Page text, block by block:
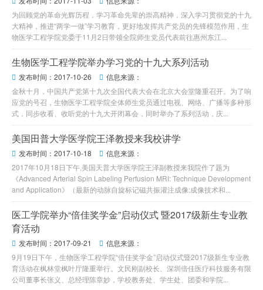
为回顾党的革命光辉历程，学习革命先辈的崇高精神，深入学习贯彻党的十九
大精神，推进“两学一做”学习教育，更好地发挥共产党员的先锋模范作用，生
物医学工程学院党委于11月2日带领全院师生党员代表前往惠州东江...
生物医学工程学院举办学习党的十九大系列活动
 发布时间：2017-10-26  信息来源：
金秋十月，中国共产党第十九次全国代表大会在北京大会堂隆重召开。为了响
应党的号召，生物医学工程学院全体师生党员通过电视、网络、广播等多种形
式，同步收看、收听党的十九大开闭幕会，同时举办了系列活动，庆...
美国田普大学医学院王泽教授来我校讲学
 发布时间：2017-10-18  信息来源：
​2017年10月18日下午,美国天普大学医学院王泽副教授来我院作了题为
《Advanced Arterial Spin Labeling Perfusion MRI: Technique Development
and Application》（最新的动脉自旋标记磁共振灌注成像:成像技术和...
医工学院举办“倍佳奖学金”启动仪式 暨2017级新生专业教
育活动
 发布时间：2017-09-21  信息来源：
9月19日下午，生物医学工程学院“倍佳奖学金”启动仪式暨2017级新生专业教
育活动在枫林堂枫叶厅隆重举行。文民刚副校长、深圳倍佳医疗科技服务有限
公司董事长张义、总经理陈章妙，学校教务处、学生处、团委和学院...